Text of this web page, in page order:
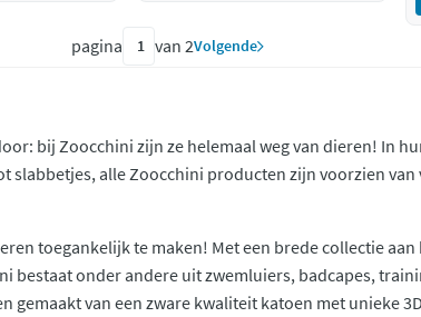
pagina van 2Volgende
bij Zoocchini zijn ze helemaal weg van dieren! In
slabbetjes, alle Zoocchini producten zijn voorzien
toegankelijk te maken! Met een brede collectie
bestaat onder andere uit zwemluiers, badcapes,
gemaakt van een zware kwaliteit katoen met unieke